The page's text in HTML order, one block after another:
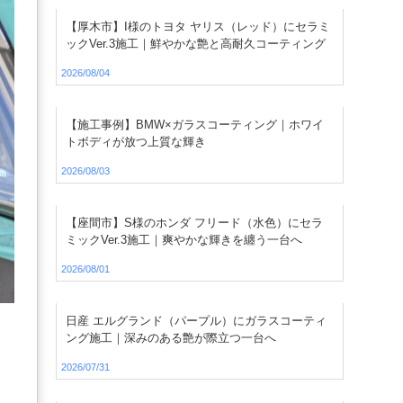
【厚木市】I様のトヨタ ヤリス（レッド）にセラミ
ックVer.3施工｜鮮やかな艶と高耐久コーティング
2026/08/04
【施工事例】BMW×ガラスコーティング｜ホワイ
トボディが放つ上質な輝き
2026/08/03
【座間市】S様のホンダ フリード（水色）にセラ
ミックVer.3施工｜爽やかな輝きを纏う一台へ
2026/08/01
日産 エルグランド（パープル）にガラスコーティ
ング施工｜深みのある艶が際立つ一台へ
2026/07/31